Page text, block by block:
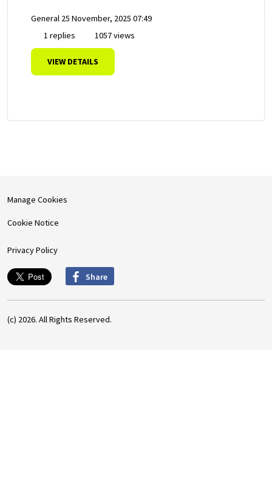
General 25 November, 2025 07:49
1 replies
1057 views
VIEW DETAILS
Manage Cookies
Cookie Notice
Privacy Policy
Share
(c) 2026. All Rights Reserved.